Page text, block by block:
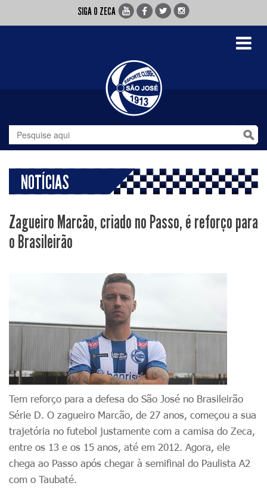
SIGA O ZECA
Toggle
NOTÍCIAS
Zagueiro Marcão, criado no Passo, é reforço para
o Brasileirão
Tem reforço para a defesa do São José no Brasileirão
Série D. O zagueiro Marcão, de 27 anos, começou a sua
trajetória no futebol justamente com a camisa do Zeca,
entre os 13 e os 15 anos, até em 2012. Agora, ele
chega ao Passo após chegar à semifinal do Paulista A2
com o Taubaté.